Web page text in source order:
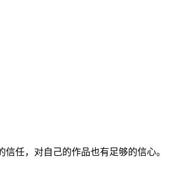
任，对自己的作品也有足够的信心。